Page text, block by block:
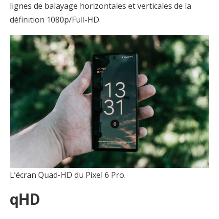
lignes de balayage horizontales et verticales de la
définition 1080p/Full-HD.
L’écran Quad-HD du Pixel 6 Pro.
qHD